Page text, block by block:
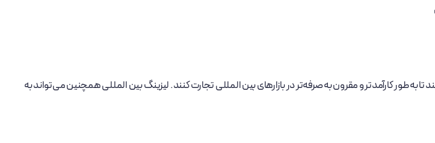
طور کارآمدتر و مقرون به صرفه‌تر در بازارهای بین المللی تجارت کنند. لیزینگ بین المللی همچنین می‌تواند به